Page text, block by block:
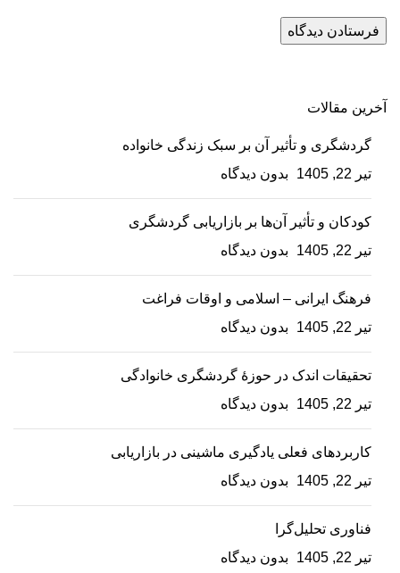
آخرین مقالات
گردشگری و تأثیر آن بر سبک زندگی خانواده
تیر 22, 1405
بدون دیدگاه
کودکان و تأثیر آن‌ها بر بازاریابی گردشگری
تیر 22, 1405
بدون دیدگاه
فرهنگ ایرانی – اسلامی و اوقات فراغت
تیر 22, 1405
بدون دیدگاه
تحقیقات اندک در حوزۀ گردشگری خانوادگی
تیر 22, 1405
بدون دیدگاه
کاربردهای فعلی یادگیری ماشینی در بازاریابی
تیر 22, 1405
بدون دیدگاه
فناوری تحلیل‌گرا
تیر 22, 1405
بدون دیدگاه